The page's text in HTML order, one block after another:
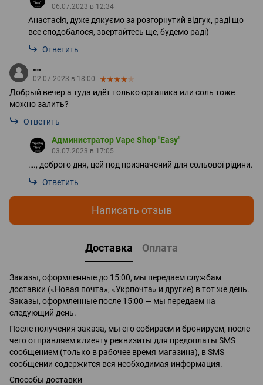
06.07.2023 в 12:34
Анастасія, дуже дякуємо за розгорнутий відгук, раді що
все сподобалося, звертайтесь ще, будемо раді)
Ответить
….
02.07.2023 в 18:00
Добрый вечер а туда идёт только органика или соль тоже
можно залить?
Ответить
Администратор Vape Shop "Easy"
03.07.2023 в 17:05
…., доброго дня, цей под призначений для сольової рідини.
Ответить
Написать отзыв
Доставка Оплата
Заказы, оформленные до 15:00, мы передаем службам
доставки («Новая почта», «Укрпочта» и другие) в тот же день.
Заказы, оформленные после 15:00 — мы передаем на
следующий день.
После получения заказа, мы его собираем и бронируем, после
чего отправляем клиенту реквизиты для предоплаты SMS
сообщением (только в рабочее время магазина), в SMS
сообщении содержится вся необходимая информация.
Способы доставки